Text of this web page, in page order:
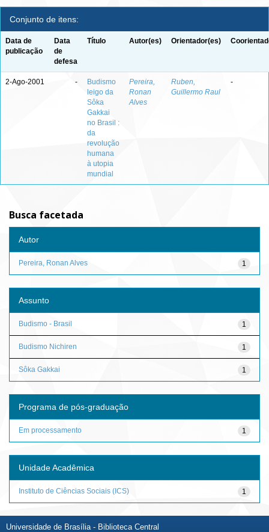
Conjunto de itens:
Data de
publicação
Data
de
defesa
Título Autor(es) Orientador(es)
2-Ago-2001 -
Budismo
leigo da
Sôka
Gakkai
no Brasil :
da
revolução
humana
à utopia
mundial
Pereira,
Ronan
Alves
Ruben,
Guillermo Raul
-
Busca facetada
Autor
1
Pereira, Ronan Alves
Assunto
1
Budismo - Brasil
1
Budismo Nichiren
1
Sôka Gakkai
Programa de pós-graduação
1
Em processamento
Unidade Acadêmica
1
Instituto de Ciências Sociais (ICS)
Universidade de Brasília - Biblioteca Central